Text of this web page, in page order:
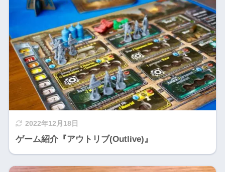
2022年12月18日
ゲーム紹介『アウトリブ(Outlive)』